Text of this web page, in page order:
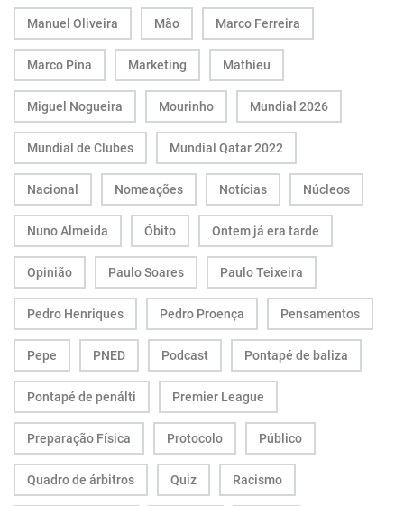
Manuel Oliveira Mão Marco Ferreira
Marco Pina Marketing Mathieu
Miguel Nogueira Mourinho Mundial 2026
Mundial de Clubes Mundial Qatar 2022
Nacional Nomeações Notícias Núcleos
Nuno Almeida Óbito Ontem já era tarde
Opinião Paulo Soares Paulo Teixeira
Pedro Henriques Pedro Proença Pensamentos
Pepe PNED Podcast Pontapé de baliza
Pontapé de penálti Premier League
Preparação Física Protocolo Público
Quadro de árbitros Quiz Racismo